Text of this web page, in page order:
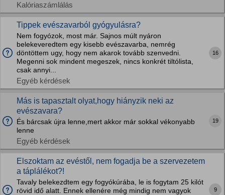
Kalóriaszámlálás
Tippek evészavarból gyógyulásra?
Nem fogyózok, most már. Sajnos múlt nyáron
belekeveredtem egy kisebb evészavarba, nemrég
döntöttem ugy, hogy nem akarok tovább szenvedni.
Megenni sok mindent megeszek, nincs konkrét tiltólista,
csak annyi...
Egyéb kérdések
16
Más is tapasztalt olyat,hogy hiányzik neki az
evészavara?
És bárcsak újra lenne,mert akkor már sokkal vékonyabb
lenne
Egyéb kérdések
19
Elszoktam az evéstől, nem fogadja be a szervezetem
a táplálékot?!
Tavaly belekezdtem egy fogyókúrába, le is fogytam 25 kilót
rövid idő alatt. Ennek ellenére még mindig nem vagyok
9